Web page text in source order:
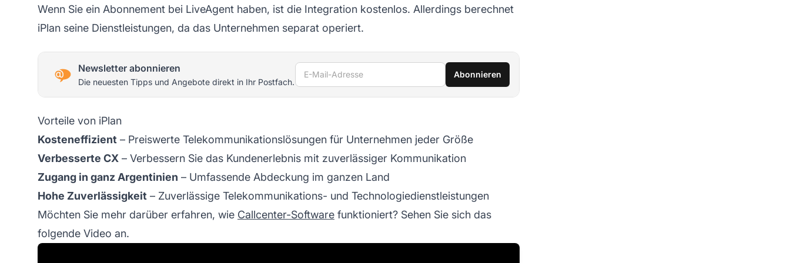
Wenn Sie ein Abonnement bei LiveAgent haben, ist die Integration kostenlos. Allerdings berechnet
iPlan seine Dienstleistungen, da das Unternehmen separat operiert.
Newsletter abonnieren
Die neuesten Tipps und Angebote direkt in Ihr Postfach.
E-Mail-Adresse Abonnieren
Vorteile von iPlan
Kosteneffizient – Preiswerte Telekommunikationslösungen für Unternehmen jeder Größe
Verbesserte CX – Verbessern Sie das Kundenerlebnis mit zuverlässiger Kommunikation
Zugang in ganz Argentinien – Umfassende Abdeckung im ganzen Land
Hohe Zuverlässigkeit – Zuverlässige Telekommunikations- und Technologiedienstleistungen
Möchten Sie mehr darüber erfahren, wie Callcenter-Software funktioniert? Sehen Sie sich das
folgende Video an.